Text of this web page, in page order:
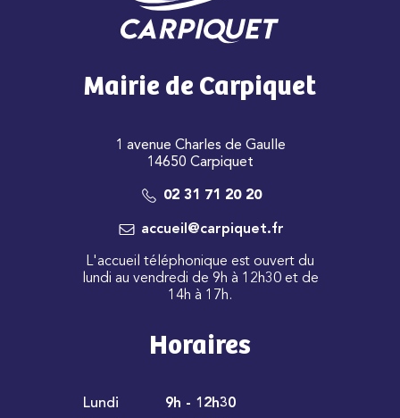
Mairie de Carpiquet
1 avenue Charles de Gaulle
14650 Carpiquet
02 31 71 20 20
accueil@carpiquet.fr
L'accueil téléphonique est ouvert du
lundi au vendredi de 9h à 12h30 et de
14h à 17h.
Horaires
Lundi
9h - 12h30